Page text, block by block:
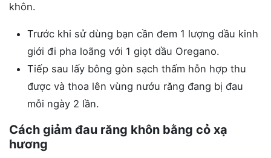
khôn.
Trước khi sử dùng bạn cần đem 1 lượng dầu kinh
giới đi pha loãng với 1 giọt dầu Oregano.
Tiếp sau lấy bông gòn sạch thấm hỗn hợp thu
được và thoa lên vùng nướu răng đang bị đau
mỗi ngày 2 lần.
Cách giảm đau răng khôn bằng cỏ xạ
hương